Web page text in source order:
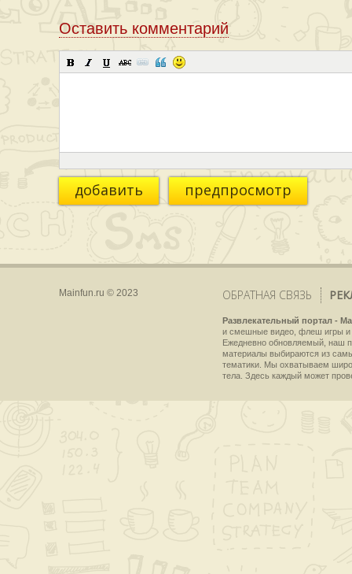
Оставить комментарий
добавить предпросмотр
Mainfun.ru © 2023 ОБРАТНАЯ СВЯЗЬ
Развлекательный портал -
и смешные видео, флеш игры и
Ежедневно обновляемый, наш
материалы выбираются из
тематики. Мы охватываем
тела. Здесь каждый может